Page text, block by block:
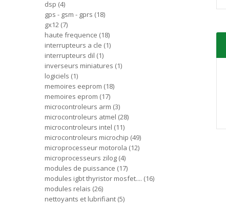
dsp 4
gps - gsm - gprs 18
gx12 7
haute frequence 18
interrupteurs a cle 1
interrupteurs dil 1
inverseurs miniatures 1
logiciels 1
memoires eeprom 18
memoires eprom 17
microcontroleurs arm 3
microcontroleurs atmel 28
microcontroleurs intel 11
microcontroleurs microchip 49
microprocesseur motorola 12
microprocesseurs zilog 4
modules de puissance 17
modules igbt thyristor mosfet.... 16
modules relais 26
nettoyants et lubrifiant 5